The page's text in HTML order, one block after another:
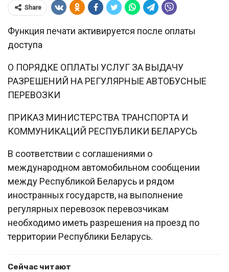
Share
Функция печати активируется после оплаты
доступа
О ПОРЯДКЕ ОПЛАТЫ УСЛУГ ЗА ВЫДАЧУ
РАЗРЕШЕНИЙ НА РЕГУЛЯРНЫЕ АВТОБУСНЫЕ
ПЕРЕВОЗКИ
ПРИКАЗ МИНИСТЕРСТВА ТРАНСПОРТА И
КОММУНИКАЦИЙ РЕСПУБЛИКИ БЕЛАРУСЬ
В соответствии с соглашениями о
международном автомобильном сообщении
между Республикой Беларусь и рядом
иностранных государств, на выполнение
регулярных перевозок перевозчикам
необходимо иметь разрешения на проезд по
территории Республики Беларусь.
Сейчас читают